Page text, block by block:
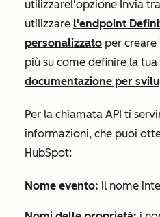
utilizzarel'opzione Invia
utilizzare l'endpoint
personalizzato per
più su come definire la
documentazione per
Per la chiamata API ti
informazioni, che puoi
HubSpot:
Nome evento: il nome